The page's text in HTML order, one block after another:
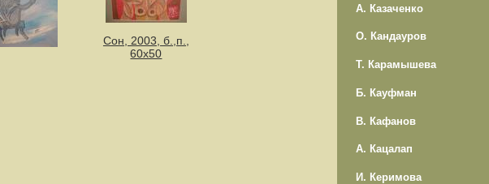
Сон, 2003, б.,п.,
60х50
А. Казаченко
О. Кандауров
Т. Карамышева
Б. Кауфман
В. Кафанов
А. Кацалап
И. Керимова